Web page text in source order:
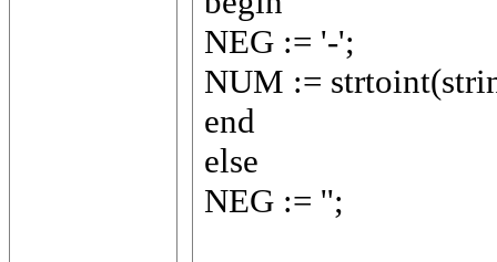
NEG := '-';
NUM :=
end
else
NEG := '';